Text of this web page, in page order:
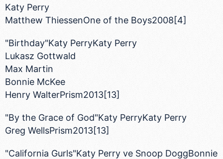
Katy Perry
Matthew ThiessenOne of the Boys2008[4]
"Birthday"Katy PerryKaty Perry
Lukasz Gottwald
Max Martin
Bonnie McKee
Henry WalterPrism2013[13]
"By the Grace of God"Katy PerryKaty Perry
Greg WellsPrism2013[13]
"California Gurls"Katy Perry ve Snoop DoggBonnie